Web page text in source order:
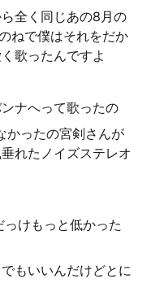
全く同じあの8月の
ねで僕はそれをだか
歌ったんですよ
ナへって歌ったの
かったの宮剣さんが
れたノイズステレオ
けもっと低かった
もいいんだけどとに